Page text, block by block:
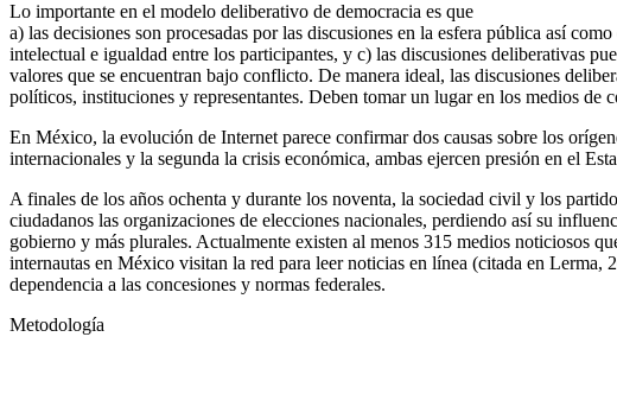
Lo importante en el modelo deliberativo de democracia es que
a) las decisiones son procesadas por las discusiones en la esfera pública así
intelectual e igualdad entre los participantes, y c) las discusiones deliberativas
valores que se encuentran bajo conflicto. De manera ideal, las discusiones
políticos, instituciones y representantes. Deben tomar un lugar en los medios
En México, la evolución de Internet parece confirmar dos causas sobre los
internacionales y la segunda la crisis económica, ambas ejercen presión en el
A finales de los años ochenta y durante los noventa, la sociedad civil y los
ciudadanos las organizaciones de elecciones nacionales, perdiendo así su
gobierno y más plurales. Actualmente existen al menos 315 medios noticiosos
internautas en México visitan la red para leer noticias en línea (citada en
dependencia a las concesiones y normas federales.
Metodología